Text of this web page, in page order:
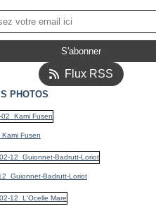
Flux RSS
PHOTOS
Fusen
Badrutt-Loriot